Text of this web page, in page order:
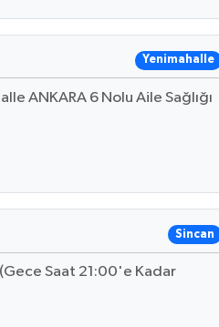
Yenimahalle
ANKARA 6 Nolu Aile Sağlığı
Sincan
Saat 21:00'e Kadar